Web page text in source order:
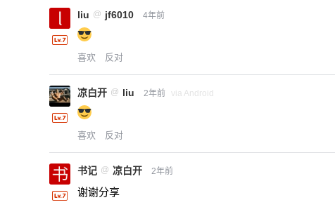
liu @ jf6010 4年前
喜欢 反对
凉白开 @ liu 2年前 via Android
喜欢 反对
书记 @ 凉白开 2年前
谢谢分享